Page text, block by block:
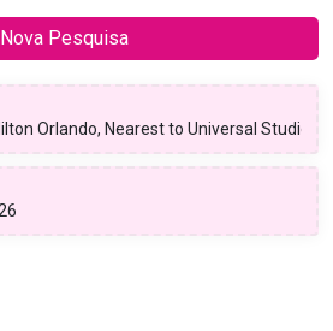
Nova Pesquisa